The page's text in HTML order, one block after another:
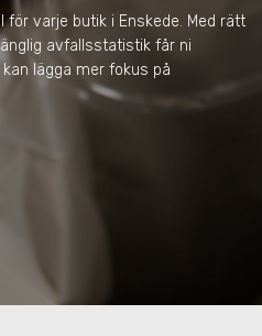
för varje butik i Enskede. Med rätt
avfallsstatistik får ni
lägga mer fokus på